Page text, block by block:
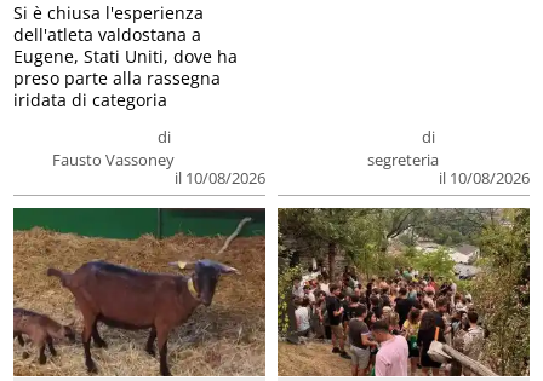
di
Fausto Vassoney
il 10/08/2026
Si è chiusa l'esperienza
dell'atleta valdostana a
Eugene, Stati Uniti, dove ha
preso parte alla rassegna
iridata di categoria
di
segreteria
il 10/08/2026